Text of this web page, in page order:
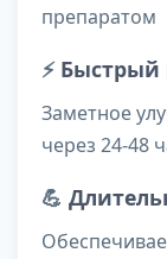
препаратом
⚡ Быстрый
Заметное
через 24-48
💪